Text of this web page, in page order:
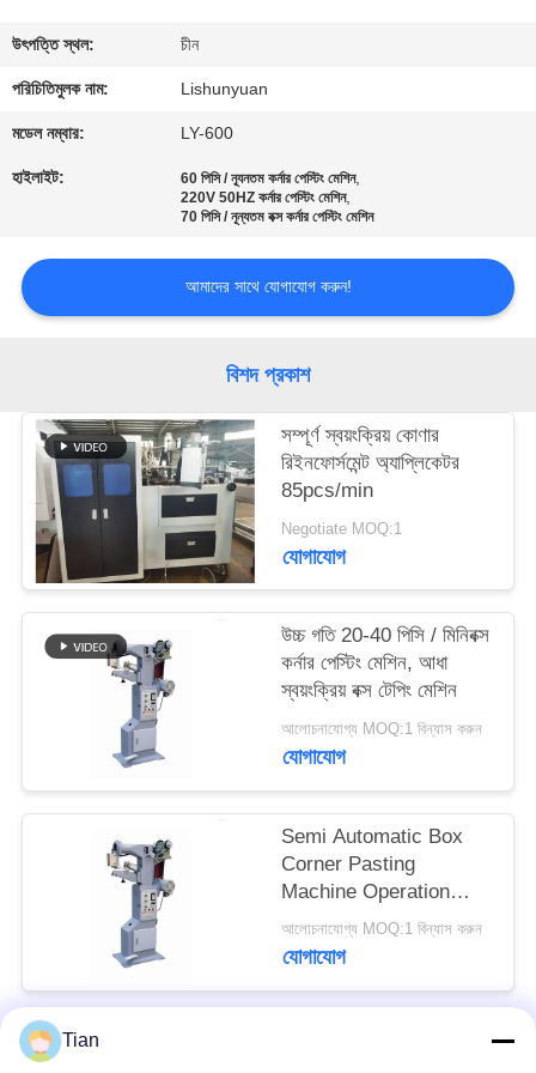
আমাদের
সাথে
যোগাযোগ
খবর
একটি
অনুরোধ
করুন
সাইট
ম্যাপ
গোপনীয়তা
উৎপত্তি স্থল: চীন
পরিচিতিমুলক নাম: Lishunyuan
মডেল নম্বার: LY-600
হাইলাইট: 60 পিসি / ন্যূনতম কর্নার পেস্টিং মেশিন,
220V 50HZ কর্নার পেস্টিং মেশিন,
70 পিসি / নূন্যতম বক্স কর্নার পেস্টিং মেশিন
আমাদের সাথে যোগাযোগ করুন!
বিশদ প্রকাশ
সম্পূর্ণ স্বয়ংক্রিয় কোণার
রিইনফোর্সমেন্ট অ্যাপ্লিকেটর
85pcs/min
Negotiate MOQ:1
যোগাযোগ
উচ্চ গতি 20-40 পিসি / মিনিবক্স
কর্নার পেস্টিং মেশিন, আধা
স্বয়ংক্রিয় বক্স টেপিং মেশিন
আলোচনাযোগ্য MOQ:1 বিন্যাস করুন
যোগাযোগ
Semi Automatic Box
Corner Pasting
Machine Operation
Speed 20 - 40 PCS /
Min
আলোচনাযোগ্য MOQ:1 বিন্যাস করুন
যোগাযোগ
Tian